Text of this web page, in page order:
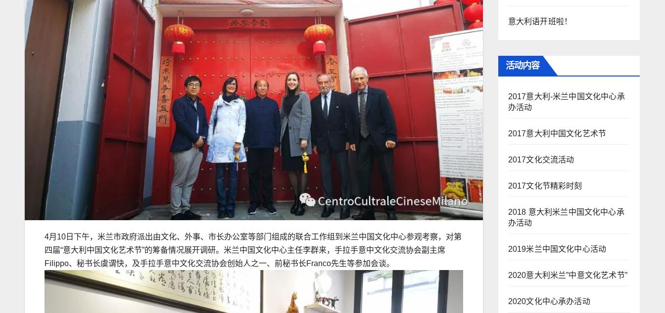
4月10日下午，米兰市政府派出由文化、外事、市长办公室等部门组成的联合工作组到米兰中国文化中心参观考察，对第
四届“意大利中国文化艺术节”的筹备情况展开调研。米兰中国文化中心主任李群来，手拉手意中文化交流协会副主席
Filippo、秘书长虞谓快，及手拉手意中文化交流协会创始人之一、前秘书长Franco先生等参加会谈。
意大利语开班啦！
活动内容
2017意大利-米兰中国文化中心承
办活动
2017意大利中国文化艺术节
2017文化交流活动
2017文化节精彩时刻
2018 意大利米兰中国文化中心承
办活动
2019米兰中国文化中心活动
2020意大利米兰”中意文化艺术节”
2020文化中心承办活动